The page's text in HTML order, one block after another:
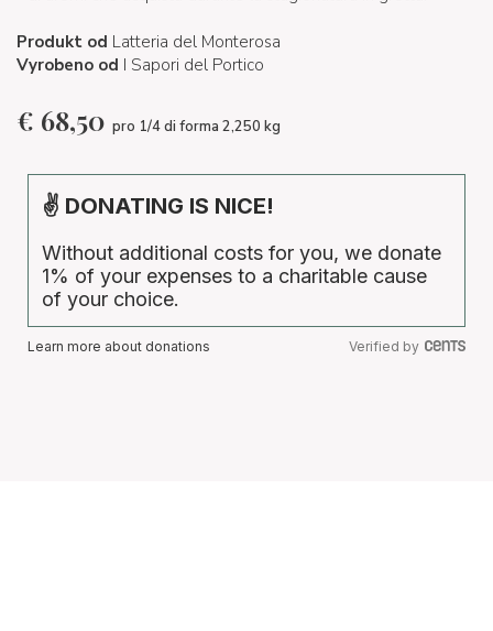
Produkt od Latteria del Monterosa
Vyrobeno od I Sapori del Portico
€ 68,50 pro 1/4 di forma 2,250 kg
✌ DONATING IS NICE!
Without additional costs for you, we donate
1% of your expenses to a charitable cause
of your choice.
Learn more about donations Verified by